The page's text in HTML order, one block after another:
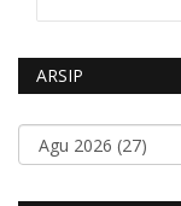
ARSIP